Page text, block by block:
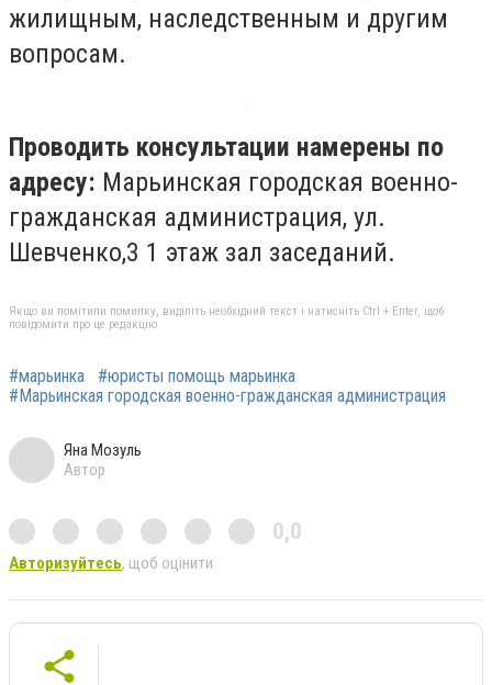
жилищным, наследственным и другим
вопросам.
Проводить консультации намерены по
адресу: Марьинская городская военно-
гражданская администрация, ул.
Шевченко,3 1 этаж зал заседаний.
Якщо ви помітили помилку, виділіть необхідний текст і натисніть Ctrl + Enter, щоб
повідомити про це редакцію
#марьинка
#юристы помощь марьинка
#Марьинская городская военно-гражданская администрация
Яна Мозуль
Автор
0,0
Авторизуйтесь, щоб оцінити